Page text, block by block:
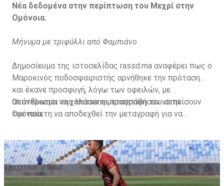
Νέα δεδομένα στην περίπτωση του Μεχρί στην
Ομόνοια.
Μήνυμα με τριφύλλι από Φαμπιάνο
Δημοσίευμα της ιστοσελίδας rassd.ma αναφέρει πως ο
Μαροκινός ποδοσφαιριστής αρνήθηκε την πρόταση
και έκανε προσφυγή, λόγω των οφειλών, με
αποτέλεσμα να χαλάσει η μεταγραφή του στην
Ομόνοια.
Οι άνθρωποι της Hassania προσπάθησαν να πείσουν
τον παίκτη να αποδεχθεί την μεταγραφή για να
να λύσει το συμβόλαιό του, ώστε να μετακομίσει
ελεύθερα σε οποιαδήποτε νέα ομάδα το τρέχον
καλοκαίρι.